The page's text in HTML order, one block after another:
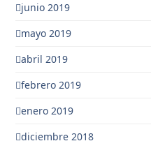
junio 2019
mayo 2019
abril 2019
febrero 2019
enero 2019
diciembre 2018